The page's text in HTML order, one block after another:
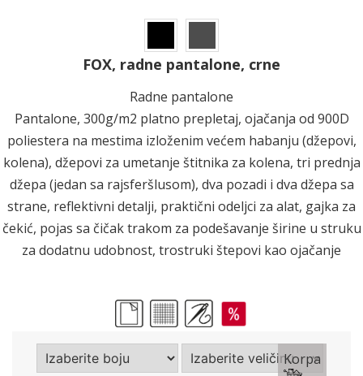
FOX, radne pantalone, crne
Radne pantalone
Pantalone, 300g/m2 platno prepletaj, ojačanja od 900D
poliestera na mestima izloženim većem habanju (džepovi,
kolena), džepovi za umetanje štitnika za kolena, tri prednja
džepa (jedan sa rajsferšlusom), dva pozadi i dva džepa sa
strane, reflektivni detalji, praktični odeljci za alat, gajka za
čekić, pojas sa čičak trakom za podešavanje širine u struku
za dodatnu udobnost, trostruki štepovi kao ojačanje
Korpa